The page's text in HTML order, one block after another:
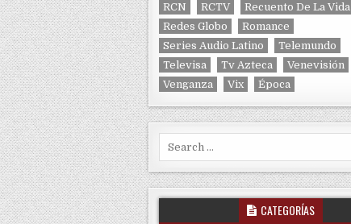
RCN
RCTV
Recuento De La Vida
Redes Globo
Romance
Series Audio Latino
Telemundo
Televisa
Tv Azteca
Venevisión
Venganza
Vix Época
Search for:
CATEGORÍAS